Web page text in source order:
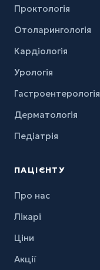
Проктологія
Отоларингологія
Кардіологія
Урологія
Гастроентерологія
Дерматологія
Педіатрія
ПАЦІЄНТУ
Про нас
Лікарі
Ціни
Акції